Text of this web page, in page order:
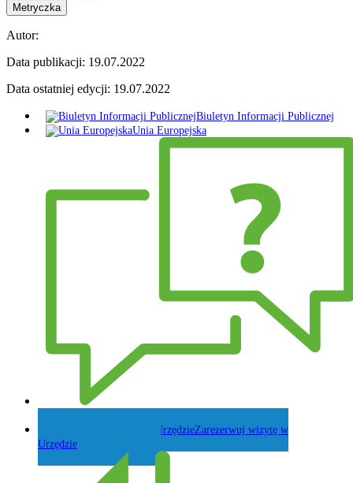
Metryczka
Autor:
Data publikacji: 19.07.2022
Data ostatniej edycji: 19.07.2022
Biuletyn Informacji Publicznej
Unia Europejska
Zarezerwuj wizytę w
Urzędzie